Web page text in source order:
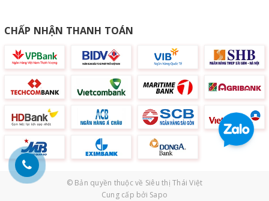
CHẤP NHẬN THANH TOÁN
© Bản quyền thuộc về Siêu thị Thái Việt
Cung cấp bởi Sapo